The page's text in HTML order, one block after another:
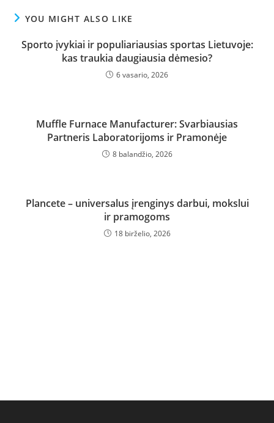
YOU MIGHT ALSO LIKE
Sporto įvykiai ir populiariausias sportas Lietuvoje:
kas traukia daugiausia dėmesio?
6 vasario, 2026
Muffle Furnace Manufacturer: Svarbiausias
Partneris Laboratorijoms ir Pramonėje
8 balandžio, 2026
Plancete – universalus įrenginys darbui, mokslui
ir pramogoms
18 birželio, 2026
Wholesale Hot Tubs: didmeninė
prekyba lauko kubilais ir jos